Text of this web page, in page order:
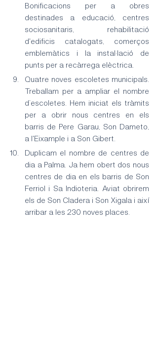
Bonificacions per a obres
destinades a educació, centres
sociosanitaris, rehabilitació
d'edificis catalogats, comerços
emblemàtics i la instal·lació de
punts per a recàrrega elèctrica.
Quatre noves escoletes municipals.
Treballam per a ampliar el nombre
d’escoletes. Hem iniciat els tràmits
per a obrir nous centres en els
barris de Pere Garau, Son Dameto,
a l'Eixample i a Son Gibert.
Duplicam el nombre de centres de
dia a Palma. Ja hem obert dos nous
centres de dia en els barris de Son
Ferriol i Sa Indioteria. Aviat obrirem
els de Son Cladera i Son Xigala i així
arribar a les 230 noves places.